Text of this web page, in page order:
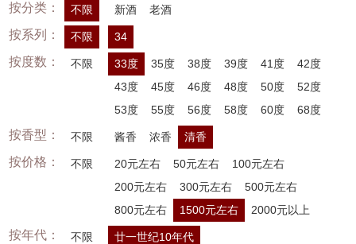
按分类： 不限 新酒 老酒
按系列： 不限 34
按度数： 不限 33度 35度 38度 39度 41度
42度
43度
45度 46度 48度 50度
52度
53度
55度 56度 58度 60度 68度
按香型： 不限 酱香 浓香 清香
按价格： 不限 20元左右 50元左右
100元左右
200元左右
300元左右
500元左右
800元左右
1500元左右 2000元以上
按年代： 不限 廿一世纪10年代